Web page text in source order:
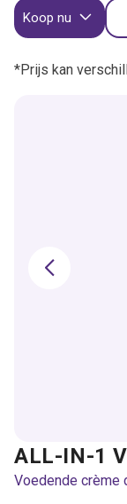
Koop nu
*Prijs kan
ALL-IN-1
Voedende crème